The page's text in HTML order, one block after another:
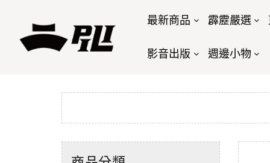
最新商品 霹靂嚴選
影音出版 週邊小物